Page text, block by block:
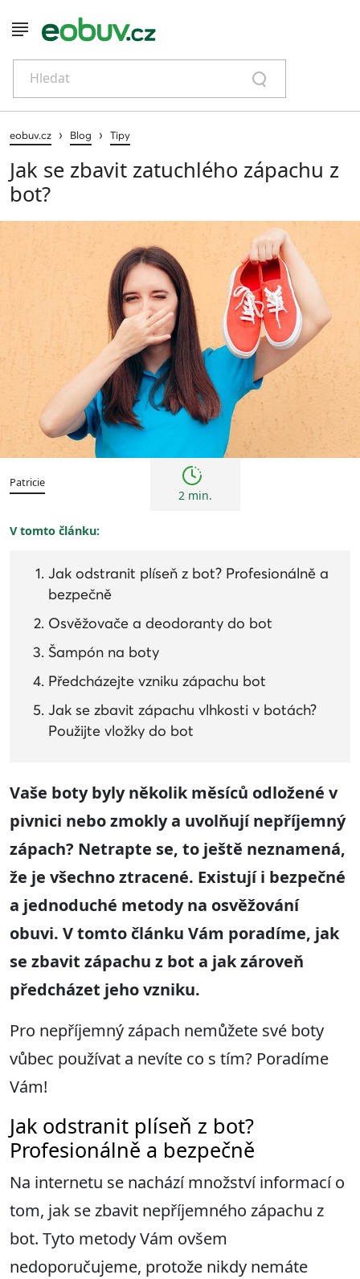
Hledat
eobuv.cz › Blog › Tipy
Jak se zbavit zatuchlého zápachu z
bot?
Tipy
Patricie
2 min.
V tomto článku:
Jak odstranit plíseň z bot? Profesionálně a
bezpečně
Osvěžovače a deodoranty do bot
Šampón na boty
Předcházejte vzniku zápachu bot
Jak se zbavit zápachu vlhkosti v botách?
Použijte vložky do bot
Vaše boty byly několik měsíců odložené v
pivnici nebo zmokly a uvolňují nepříjemný
zápach? Netrapte se, to ještě neznamená,
že je všechno ztracené. Existují i bezpečné
a jednoduché metody na osvěžování
obuvi. V tomto článku Vám poradíme, jak
se zbavit zápachu z bot a jak zároveň
předcházet jeho vzniku.
Pro nepříjemný zápach nemůžete své boty
vůbec používat a nevíte co s tím? Poradíme
Vám!
Jak odstranit plíseň z bot?
Profesionálně a bezpečně
Na internetu se nachází množství informací o
tom, jak se zbavit nepříjemného zápachu z
bot. Tyto metody Vám ovšem
nedoporučujeme, protože nikdy nemáte